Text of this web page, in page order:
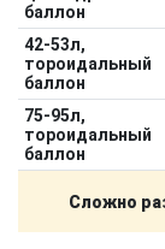
баллон
42-53л,
тороидальный
баллон
75-95л,
тороидальный
баллон
Сложно